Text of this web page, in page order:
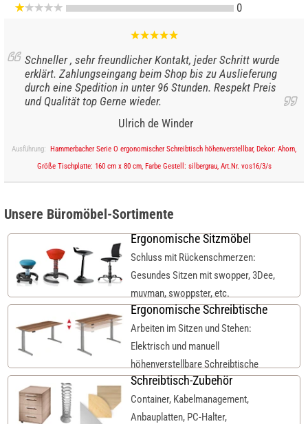
0
Schneller , sehr freundlicher Kontakt, jeder Schritt wurde
erklärt. Zahlungseingang beim Shop bis zu Auslieferung
durch eine Spedition in unter 96 Stunden. Respekt Preis
und Qualität top Gerne wieder.
Ulrich de Winder
Ausführung:
Hammerbacher Serie O ergonomischer Schreibtisch höhenverstellbar, Dekor: Ahorn,
Größe Tischplatte: 160 cm x 80 cm, Farbe Gestell: silbergrau, Art.Nr. vos16/3/s
Unsere Büromöbel-Sortimente
Ergonomische Sitzmöbel
Schluss mit Rückenschmerzen:
Gesundes Sitzen mit swopper, 3Dee,
muvman, swoppster, etc.
Ergonomische Schreibtische
Arbeiten im Sitzen und Stehen:
Elektrisch und manuell
höhenverstellbare Schreibtische
Schreibtisch-Zubehör
Container, Kabelmanagement,
Anbauplatten, PC-Halter,